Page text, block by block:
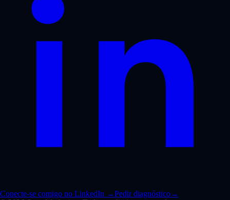
Conecte-se comigo no LinkedIn →Pedir diagnóstico→